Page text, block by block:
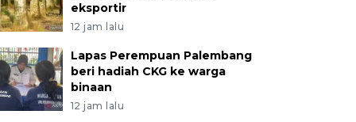
eksportir
12 jam lalu
Lapas Perempuan Palembang
beri hadiah CKG ke warga
binaan
12 jam lalu